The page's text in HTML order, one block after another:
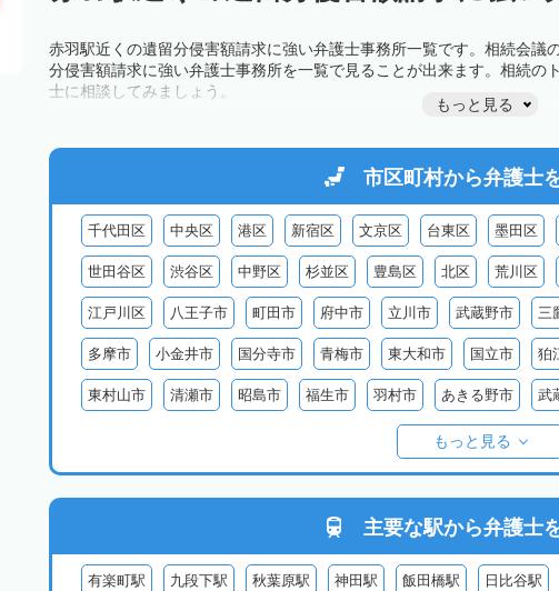
赤羽駅近くの遺留分侵害額請求に強い弁護士事務所一覧です。相続会議
分侵害額請求に強い弁護士事務所を一覧で見ることが出来ます。相続の
士に相談してみましょう。
もっと見る
市区町村から弁護士
千代田区 中央区 港区 新宿区 文京区 台東区 墨田区
世田谷区 渋谷区 中野区 杉並区 豊島区 北区 荒川区
江戸川区 八王子市 町田市 府中市 立川市 武蔵野市 三
多摩市 小金井市 国分寺市 青梅市 東大和市 国立市 狛
東村山市 清瀬市 昭島市 福生市 羽村市 あきる野市 武
西多摩郡檜原村 伊豆大島
御蔵島 八丈島 青ヶ島 小笠原村
もっと見る
主要な駅から弁護士
有楽町駅 九段下駅 秋葉原駅 神田駅 飯田橋駅 日比谷駅